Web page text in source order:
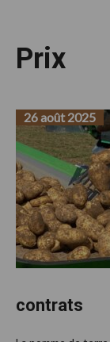
Prix
contrats
26 août 2025